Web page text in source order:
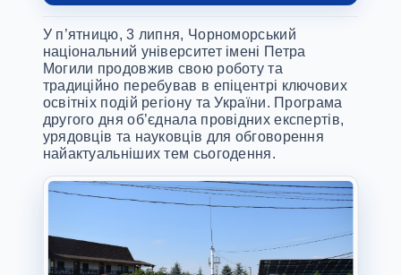
У п’ятницю, 3 липня, Чорноморський
національний університет імені Петра
Могили продовжив свою роботу та
традиційно перебував в епіцентрі ключових
освітніх подій регіону та України. Програма
другого дня об’єднала провідних експертів,
урядовців та науковців для обговорення
найактуальніших тем сьогодення.